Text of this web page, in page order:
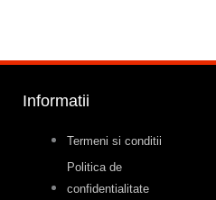
Informatii
Termeni si conditii
Politica de
confidentialitate